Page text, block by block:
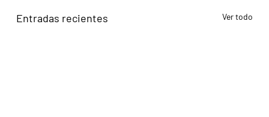
Entradas recientes Ver todo